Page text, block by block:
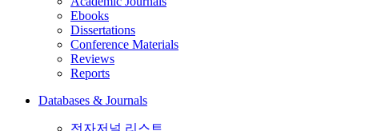
Ebooks
Dissertations
Conference Materials
Reviews
Reports
Databases & Journals
전자저널 리스트